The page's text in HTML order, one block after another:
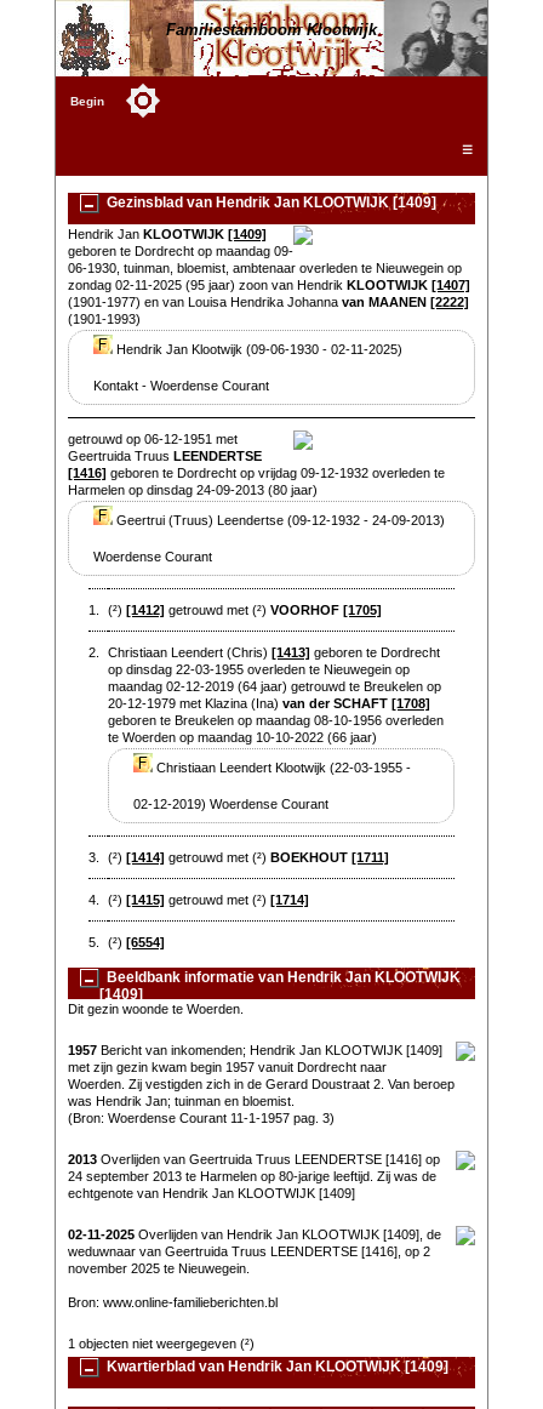
Familiestamboom Klootwijk
Begin
☰
Gezinsblad van Hendrik Jan KLOOTWIJK [1409]
Hendrik Jan KLOOTWIJK [1409]
geboren te Dordrecht op maandag 09-
06-1930, tuinman, bloemist, ambtenaar overleden te Nieuwegein op
zondag 02-11-2025 (95 jaar) zoon van Hendrik KLOOTWIJK [1407]
(1901-1977) en van Louisa Hendrika Johanna van MAANEN [2222]
(1901-1993)
Hendrik Jan Klootwijk (09-06-1930 - 02-11-2025)
Kontakt - Woerdense Courant
getrouwd op 06-12-1951 met
Geertruida Truus LEENDERTSE
[1416] geboren te Dordrecht op vrijdag 09-12-1932 overleden te
Harmelen op dinsdag 24-09-2013 (80 jaar)
Geertrui (Truus) Leendertse (09-12-1932 - 24-09-2013)
Woerdense Courant
1. (²)[1412] getrouwd met (²)VOORHOF [1705]
2. Christiaan Leendert (Chris)[1413] geboren te Dordrecht
op dinsdag 22-03-1955 overleden te Nieuwegein op
maandag 02-12-2019 (64 jaar) getrouwd te Breukelen op
20-12-1979 met Klazina (Ina)van der SCHAFT [1708]
geboren te Breukelen op maandag 08-10-1956 overleden
te Woerden op maandag 10-10-2022 (66 jaar)
Christiaan Leendert Klootwijk (22-03-1955 -
02-12-2019) Woerdense Courant
3. (²)[1414] getrouwd met (²)BOEKHOUT [1711]
4. (²)[1415] getrouwd met (²)[1714]
5. (²)[6554]
Beeldbank informatie van Hendrik Jan KLOOTWIJK
[1409]
Dit gezin woonde te Woerden.
1957Bericht van inkomenden; Hendrik Jan KLOOTWIJK [1409]
met zijn gezin kwam begin 1957 vanuit Dordrecht naar
Woerden. Zij vestigden zich in de Gerard Doustraat 2. Van beroep
was Hendrik Jan; tuinman en bloemist.
(Bron: Woerdense Courant 11-1-1957 pag. 3)
2013Overlijden van Geertruida Truus LEENDERTSE [1416] op
24 september 2013 te Harmelen op 80-jarige leeftijd. Zij was de
echtgenote van Hendrik Jan KLOOTWIJK [1409]
02-11-2025 Overlijden van Hendrik Jan KLOOTWIJK [1409], de
weduwnaar van Geertruida Truus LEENDERTSE [1416], op 2
november 2025 te Nieuwegein.
Bron: www.online-familieberichten.bl
1 objecten niet weergegeven (²)
Kwartierblad van Hendrik Jan KLOOTWIJK [1409]